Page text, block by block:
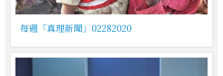
每週「真理新聞」02282020